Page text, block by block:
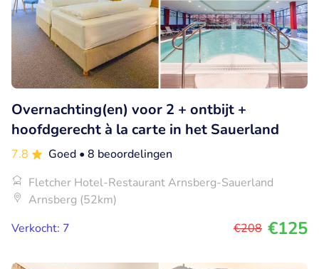
Overnachting(en) voor 2 + ontbijt +
hoofdgerecht à la carte in het Sauerland
7.8 Goed • 8 beoordelingen
Fletcher Hotel-Restaurant Arnsberg-Sauerland
Arnsberg (52km)
Verkocht: 7
€208 €125